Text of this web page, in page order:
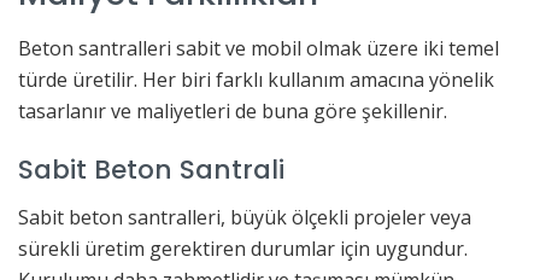
Beton santralleri sabit ve mobil olmak üzere iki temel
türde üretilir. Her biri farklı kullanım amacına yönelik
tasarlanır ve maliyetleri de buna göre şekillenir.
Sabit Beton Santrali
Sabit beton santralleri, büyük ölçekli projeler veya
sürekli üretim gerektiren durumlar için uygundur.